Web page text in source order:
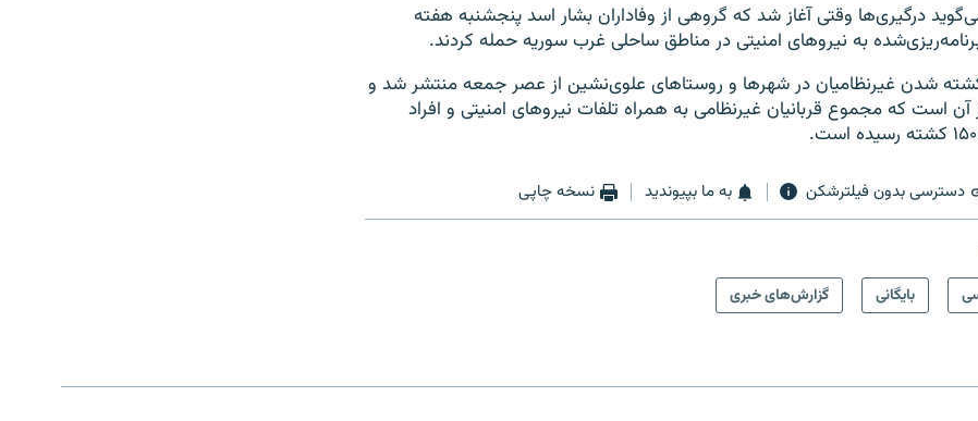
درگیری‌ها وقتی آغاز شد که گروهی از وفاداران بشار اسد پنجشنبه هفته
به نیروهای امنیتی در مناطق ساحلی غرب سوریه حمله کردند.
کشته شدن غیرنظامیان در شهرها و روستاهای علوی‌نشین از عصر جمعه منتشر شد و
است که مجموع قربانیان غیرنظامی به همراه تلفات نیروهای امنیتی و افراد
دسترسی بدون فیلترشکن به ما بپیوندید نسخه چاپی
بایگانی گزارش‌های خبری